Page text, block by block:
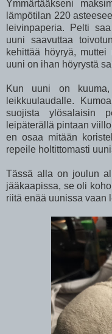
Ymmärtääkseni
lämpötilan 220
leivinpaperia. Pelti
uuni saavuttaa
kehittää höyryä,
uuni on ihan höyrystä
Kun uuni on
leikkuulaudalle.
suojista ylösalaisin
leipäterällä pintaan
en osaa mitään
repeile holtittomasti
Tässä alla on joulun
jääkaapissa, se oli
riitä enää uunissa vaan